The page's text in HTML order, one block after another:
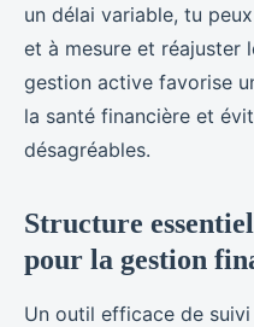
un délai variable, tu
et à mesure et réajuster
gestion active favorise
la santé financière et
désagréables.
Structure
pour la gestion
Un outil efficace de